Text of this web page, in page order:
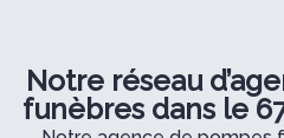
Notre réseau
funèbres dans le